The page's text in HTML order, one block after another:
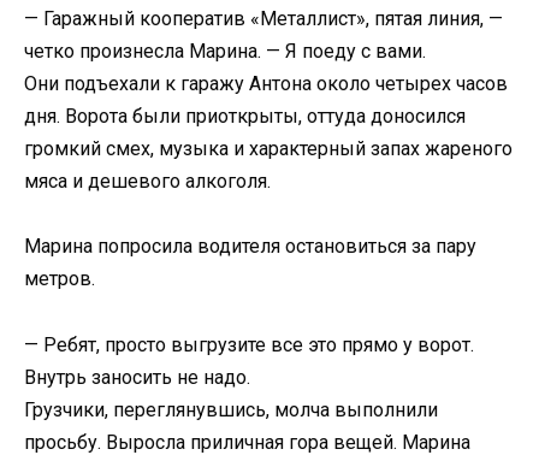
— Гаражный кооператив «Металлист», пятая линия, —
четко произнесла Марина. — Я поеду с вами.
Они подъехали к гаражу Антона около четырех часов
дня. Ворота были приоткрыты, оттуда доносился
громкий смех, музыка и характерный запах жареного
мяса и дешевого алкоголя.
Марина попросила водителя остановиться за пару
метров.
— Ребят, просто выгрузите все это прямо у ворот.
Внутрь заносить не надо.
Грузчики, переглянувшись, молча выполнили
просьбу. Выросла приличная гора вещей. Марина